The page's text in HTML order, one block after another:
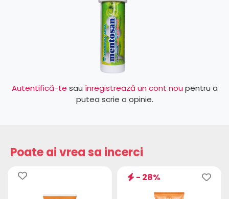
Autentifică-te sau înregistrează un cont nou pentru a
putea scrie o opinie.
Poate ai vrea sa incerci
- 28%